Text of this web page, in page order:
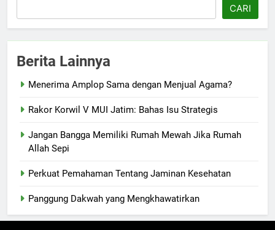
CARI
Berita Lainnya
Menerima Amplop Sama dengan Menjual Agama?
Rakor Korwil V MUI Jatim: Bahas Isu Strategis
Jangan Bangga Memiliki Rumah Mewah Jika Rumah
Allah Sepi
Perkuat Pemahaman Tentang Jaminan Kesehatan
Panggung Dakwah yang Mengkhawatirkan